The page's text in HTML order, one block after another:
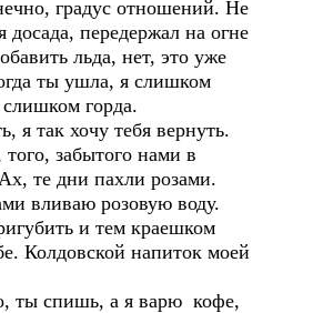
градус отношений. Не
досада, передержал на огне
льда, нет, это уже
ты ушла, я слишком
горда.
я так хочу тебя вернуть.
забытого нами в
те дни пахли розами.
вливаю розовую воду.
и тем краешком
Колдовской напиток моей
ты спишь, а я варю кофе,